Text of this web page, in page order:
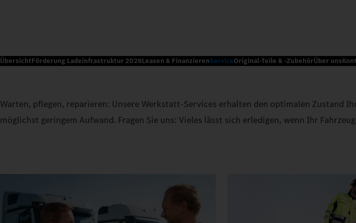
ÜbersichtFörderung Ladeinfrastruktur 2026Leasen & FinanzierenServiceOriginal-Teile & -ZubehörÜber uns
Warten, pflegen, reparieren: Unsere Werkstatt-Services erhalten den optimalen Zustand
möglichst geringem Aufwand. Fragen Sie uns: Vieles lässt sich erledigen, wenn Ihr